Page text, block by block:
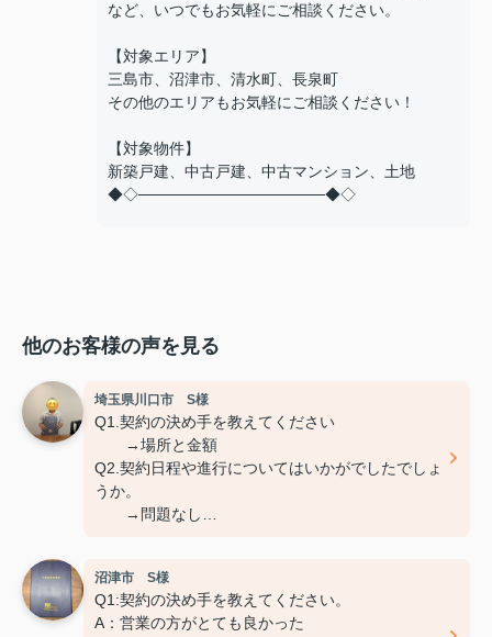
など、いつでもお気軽にご相談ください。
【対象エリア】
三島市、沼津市、清水町、長泉町
その他のエリアもお気軽にご相談ください！
【対象物件】
新築戸建、中古戸建、中古マンション、土地
◆◇─────────────────◆◇
他のお客様の声を見る
埼玉県川口市 S様
Q1.契約の決め手を教えてください
→場所と金額
Q2.契約日程や進行についてはいかがでしたでしょ
うか。
→問題なし
おきかせください。
→特になし
沼津市 S様
Q1:契約の決め手を教えてください。
A：営業の方がとても良かった